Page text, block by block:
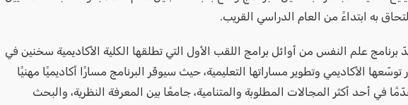
به ابتداءً من العام الدراسي القريب.
برنامج علم النفس من أوائل برامج اللقب الأول التي تطلقها الكلية الأكاديمية سخنين في
توسّعها الأكاديمي وتطوير مساراتها التعليمية، حيث سيوفّر البرنامج مسارًا أكاديميًا مهنيًا
في أحد أكثر المجالات المطلوبة والمتنامية، جامعًا بين المعرفة النظرية، والبحث